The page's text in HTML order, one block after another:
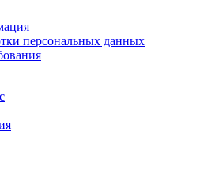
персональных данных